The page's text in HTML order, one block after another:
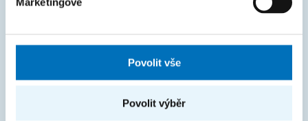
Povolit vše
Povolit výběr
IČO: 68407700